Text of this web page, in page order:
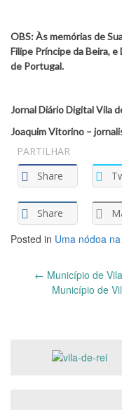
OBS: Às memórias de
Filipe Príncipe da Beira,
de Portugal.
Jornal Diário Digital Vila
Joaquim Vitorino –
PARTILHAR
Share
Share
Posted in Uma nódoa
navigation
← Município de
Município de